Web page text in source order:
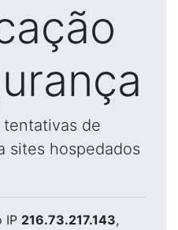
tentativas de
sites hospedados
IP 216.73.217.143,